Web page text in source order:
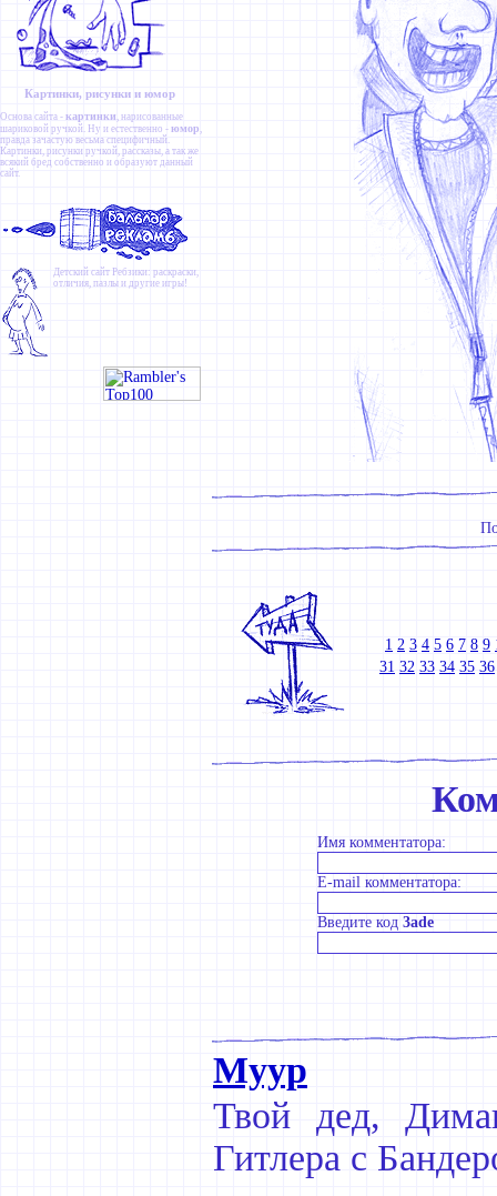
Картинки, рисунки и юмор
Основа сайта - картинки , нарисованные
шариковой ручкой. Ну и естественно - юмор ,
правда зачастую весьма специфичный.
Картинки, рисунки ручкой, рассказы, а так же
всякий бред собственно и образуют данный
сайт.
Детский сайт Ребзики: раскраски,
отличия, пазлы и другие игры!
1 2 3 4 5 6 7 8 9
31 32 33 34 35 36
Имя комментатора:
E-mail комментатора:
Введите код 3ade
Муур
Твой дед,
Гитлера с